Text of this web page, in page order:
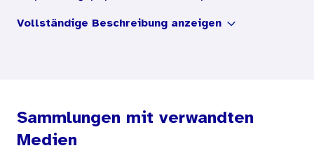
Gesundheitsförderung, professionelle Standards
um eine Kurzform der von der International
Union for Health Promotion and Education
Vollständige Beschreibung anzeigen
Sammlungen mit verwandten
Medien